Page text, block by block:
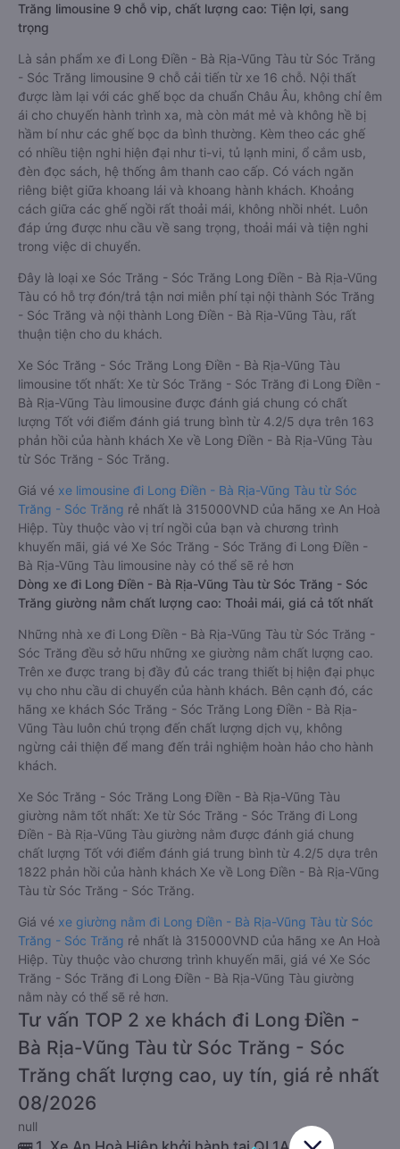
Trăng limousine 9 chỗ vip, chất lượng cao: Tiện lợi, sang
trọng
Là sản phẩm xe đi Long Điền - Bà Rịa-Vũng Tàu từ Sóc Trăng
- Sóc Trăng limousine 9 chỗ cải tiến từ xe 16 chỗ. Nội thất
được làm lại với các ghế bọc da chuẩn Châu Âu, không chỉ êm
ái cho chuyến hành trình xa, mà còn mát mẻ và không hề bị
hầm bí như các ghế bọc da bình thường. Kèm theo các ghế
có nhiều tiện nghi hiện đại như ti-vi, tủ lạnh mini, ổ cắm usb,
đèn đọc sách, hệ thống âm thanh cao cấp. Có vách ngăn
riêng biệt giữa khoang lái và khoang hành khách. Khoảng
cách giữa các ghế ngồi rất thoải mái, không nhồi nhét. Luôn
đáp ứng được nhu cầu về sang trọng, thoải mái và tiện nghi
trong việc di chuyển.
Đây là loại xe Sóc Trăng - Sóc Trăng Long Điền - Bà Rịa-Vũng
Tàu có hỗ trợ đón/trả tận nơi miễn phí tại nội thành Sóc Trăng
- Sóc Trăng và nội thành Long Điền - Bà Rịa-Vũng Tàu, rất
thuận tiện cho du khách.
Xe Sóc Trăng - Sóc Trăng Long Điền - Bà Rịa-Vũng Tàu
limousine tốt nhất: Xe từ Sóc Trăng - Sóc Trăng đi Long Điền -
Bà Rịa-Vũng Tàu limousine được đánh giá chung có chất
lượng Tốt với điểm đánh giá trung bình từ 4.2/5 dựa trên 163
phản hồi của hành khách Xe về Long Điền - Bà Rịa-Vũng Tàu
từ Sóc Trăng - Sóc Trăng.
Giá vé xe limousine đi Long Điền - Bà Rịa-Vũng Tàu từ Sóc
Trăng - Sóc Trăng rẻ nhất là 315000VND của hãng xe An Hoà
Hiệp. Tùy thuộc vào vị trí ngồi của bạn và chương trình
khuyến mãi, giá vé Xe Sóc Trăng - Sóc Trăng đi Long Điền -
Bà Rịa-Vũng Tàu limousine này có thể sẽ rẻ hơn
Dòng xe đi Long Điền - Bà Rịa-Vũng Tàu từ Sóc Trăng - Sóc
Trăng giường nằm chất lượng cao: Thoải mái, giá cả tốt nhất
Những nhà xe đi Long Điền - Bà Rịa-Vũng Tàu từ Sóc Trăng -
Sóc Trăng đều sở hữu những xe giường nằm chất lượng cao.
Trên xe được trang bị đầy đủ các trang thiết bị hiện đại phục
vụ cho nhu cầu di chuyển của hành khách. Bên cạnh đó, các
hãng xe khách Sóc Trăng - Sóc Trăng Long Điền - Bà Rịa-
Vũng Tàu luôn chú trọng đến chất lượng dịch vụ, không
ngừng cải thiện để mang đến trải nghiệm hoàn hảo cho hành
khách.
Xe Sóc Trăng - Sóc Trăng Long Điền - Bà Rịa-Vũng Tàu
giường nằm tốt nhất: Xe từ Sóc Trăng - Sóc Trăng đi Long
Điền - Bà Rịa-Vũng Tàu giường nằm được đánh giá chung
chất lượng Tốt với điểm đánh giá trung bình từ 4.2/5 dựa trên
1822 phản hồi của hành khách Xe về Long Điền - Bà Rịa-Vũng
Tàu từ Sóc Trăng - Sóc Trăng.
Giá vé xe giường nằm đi Long Điền - Bà Rịa-Vũng Tàu từ Sóc
Trăng - Sóc Trăng rẻ nhất là 315000VND của hãng xe An Hoà
Hiệp. Tùy thuộc vào chương trình khuyến mãi, giá vé Xe Sóc
Trăng - Sóc Trăng đi Long Điền - Bà Rịa-Vũng Tàu giường
nằm này có thể sẽ rẻ hơn.
Tư vấn TOP 2 xe khách đi Long Điền -
Bà Rịa-Vũng Tàu từ Sóc Trăng - Sóc
Trăng chất lượng cao, uy tín, giá rẻ nhất
08/2026
null